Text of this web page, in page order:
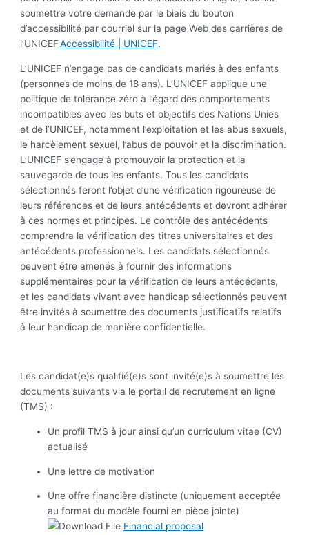
soumettre votre demande par le biais du bouton
d’accessibilité par courriel sur la page Web des carrières de
l’UNICEFAccessibilité | UNICEF.
L’UNICEF n’engage pas de candidats mariés à des enfants
(personnes de moins de 18 ans). L’UNICEF applique une
politique de tolérance zéro à l’égard des comportements
incompatibles avec les buts et objectifs des Nations Unies
et de l’UNICEF, notamment l’exploitation et les abus sexuels,
le harcèlement sexuel, l’abus de pouvoir et la discrimination.
L’UNICEF s’engage à promouvoir la protection et la
sauvegarde de tous les enfants. Tous les candidats
sélectionnés feront l’objet d’une vérification rigoureuse de
leurs références et de leurs antécédents et devront adhérer
à ces normes et principes. Le contrôle des antécédents
comprendra la vérification des titres universitaires et des
antécédents professionnels. Les candidats sélectionnés
peuvent être amenés à fournir des informations
supplémentaires pour la vérification de leurs antécédents,
et les candidats vivant avec handicap sélectionnés peuvent
être invités à soumettre des documents justificatifs relatifs
à leur handicap de manière confidentielle.
Les candidat(e)s qualifié(e)s sont invité(e)s à soumettre les
documents suivants via le portail de recrutement en ligne
(TMS) :
Un profil TMS à jour ainsi qu’un curriculum vitae (CV)
actualisé
Une lettre de motivation
Une offre financière distincte (uniquement acceptée
au format du modèle fourni en pièce jointe)
Financial proposal